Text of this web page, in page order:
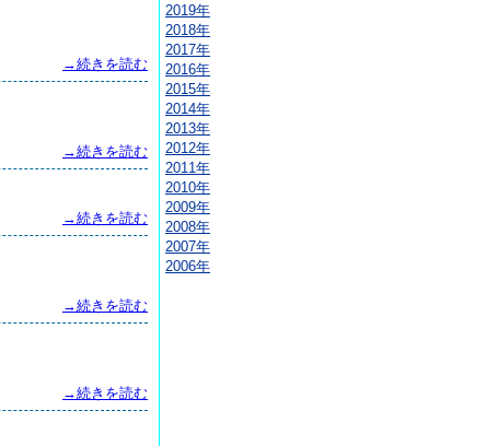
→続きを読む
→続きを読む
→続きを読む
→続きを読む
→続きを読む
2019年
2018年
2017年
2016年
2015年
2014年
2013年
2012年
2011年
2010年
2009年
2008年
2007年
2006年